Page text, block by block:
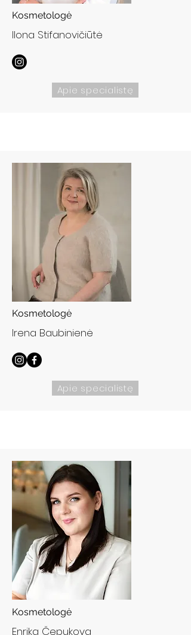
Kosmetologė
Ilona Stifanovičiūtė
Apie specialistę
Kosmetologė
Irena Baubinienė
Apie specialistę
Kosmetologė
Enrika Čepukova